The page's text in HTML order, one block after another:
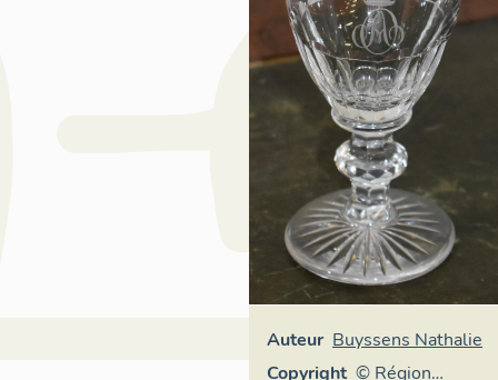
Auteur Buyssens Nathalie
Copyright © Région